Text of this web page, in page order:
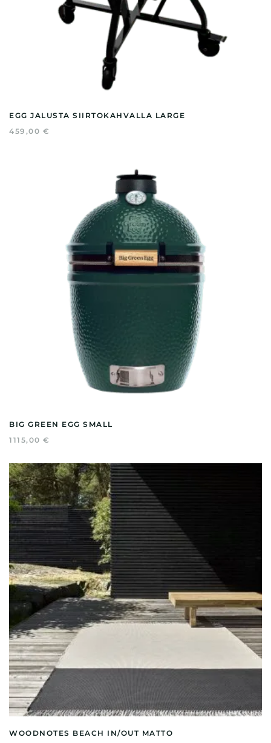
EGG JALUSTA SIIRTOKAHVALLA LARGE
459,00 €
BIG GREEN EGG SMALL
1115,00 €
WOODNOTES BEACH IN/OUT MATTO